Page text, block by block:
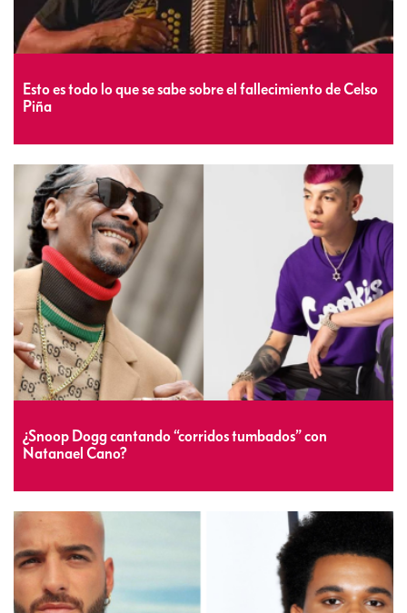
Esto es todo lo que se sabe sobre el fallecimiento de Celso
Piña
¿Snoop Dogg cantando “corridos tumbados” con
Natanael Cano?